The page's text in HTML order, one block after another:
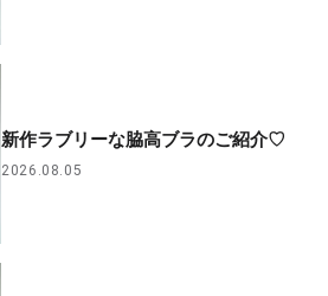
新作ラブリーな脇高ブラのご紹介♡
2026.08.05